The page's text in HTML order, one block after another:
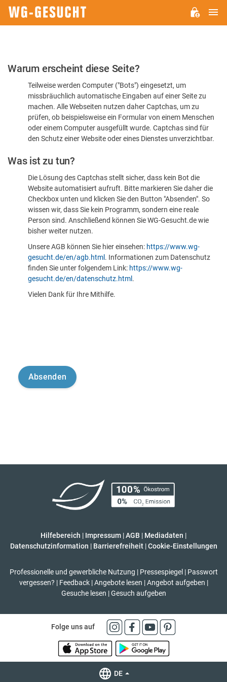
Bitte
dass
sind
Warum erscheint diese Seite?
Teilweise werden Computer ("Bots") eingesetzt, um
missbräuchlich automatische Eingaben auf einer Seite zu
machen. Alle Webseiten nutzen daher Captchas, um zu
prüfen, ob beispielsweise ein Formular von einem Menschen
oder einem Computer ausgefüllt wurde. Captchas sind für
den Schutz einer Website oder eines Dienstes unverzichtbar.
Was ist zu tun?
Die Lösung des Captchas stellt sicher, dass kein Bot die
Website automatisiert aufruft. Bitte markieren Sie daher die
Checkbox unten und klicken Sie den Button "Absenden". So
wissen wir, dass Sie kein Programm, sondern eine reale
Person sind. Anschließend können Sie WG-Gesucht.de wie
bisher weiter nutzen.
Unsere AGB können Sie hier einsehen: https://www.wg-
gesucht.de/en/agb.html . Informationen zum Datenschutz
finden Sie unter folgendem Link: https://www.wg-
gesucht.de/en/datenschutz.html .
Vielen Dank für Ihre Mithilfe.
Hilfebereich | Impressum |AGB | Mediadaten |
Datenschutzinformation | Barrierefreiheit | Cookie-Einstellungen
Professionelle und gewerbliche Nutzung | Pressespiegel | Passwort
vergessen? | Feedback | Angebote lesen | Angebot aufgeben |
Gesuche lesen | Gesuch aufgeben
Folge uns auf
DE